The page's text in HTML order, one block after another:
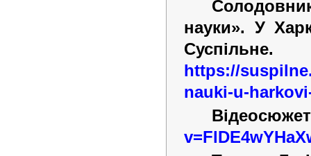
науки». У
https://
nauki-u-